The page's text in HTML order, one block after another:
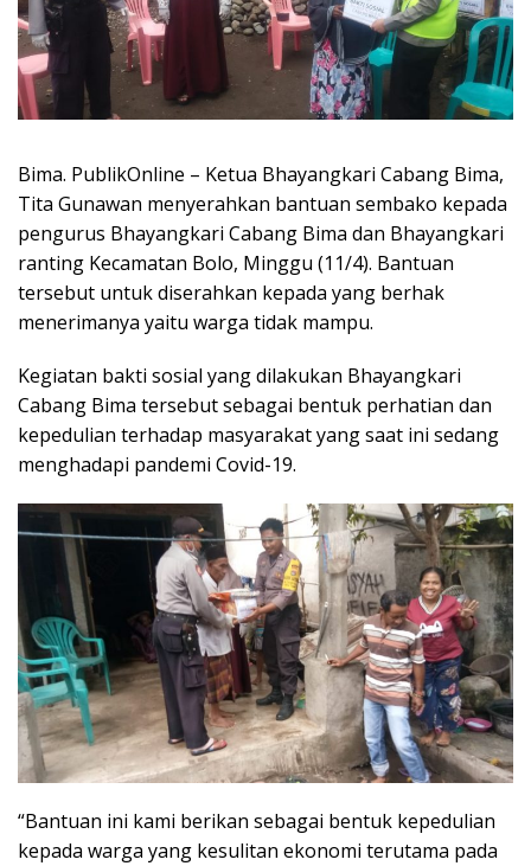
Bima. PublikOnline – Ketua Bhayangkari Cabang Bima,
Tita Gunawan menyerahkan bantuan sembako kepada
pengurus Bhayangkari Cabang Bima dan Bhayangkari
ranting Kecamatan Bolo, Minggu (11/4). Bantuan
tersebut untuk diserahkan kepada yang berhak
menerimanya yaitu warga tidak mampu.
Kegiatan bakti sosial yang dilakukan Bhayangkari
Cabang Bima tersebut sebagai bentuk perhatian dan
kepedulian terhadap masyarakat yang saat ini sedang
menghadapi pandemi Covid-19.
“Bantuan ini kami berikan sebagai bentuk kepedulian
kepada warga yang kesulitan ekonomi terutama pada